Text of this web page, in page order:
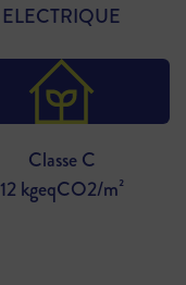
ELECTRIQUE
Classe C
12 kgeqCO2/m²